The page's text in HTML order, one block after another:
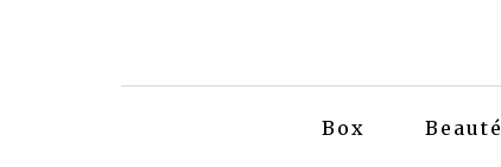
Box Beauté